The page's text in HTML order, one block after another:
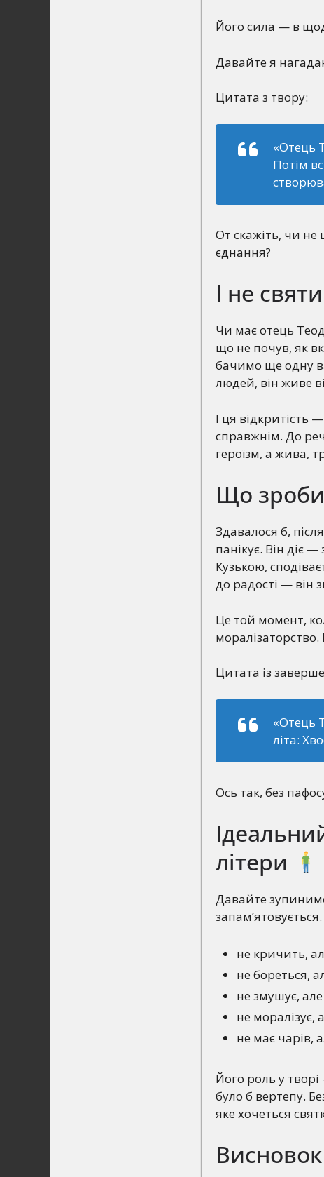
Його сила — в
Давайте я
Цитата з твору:
«Отець
Потім
От скажіть, чи не
єднання?
І не
Чи має отець
що не почув, як
бачимо ще одну
людей, він живе
І ця
справжнім. До
героїзм, а жива,
Що
Здавалося б,
панікує. Він діє
Кузькою,
до радості — він
Це той момент,
Цитата із
«Отець
літа:
Ось так, без
літери
Давайте
не кричить,
не бореться,
не змушує,
не моралізує,
не має чарів,
Його роль у
було б вертепу.
яке хочеться
Висновок